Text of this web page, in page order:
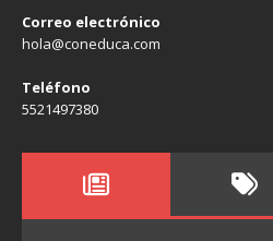
Correo electrónico
hola@coneduca.com
Teléfono
5521497380